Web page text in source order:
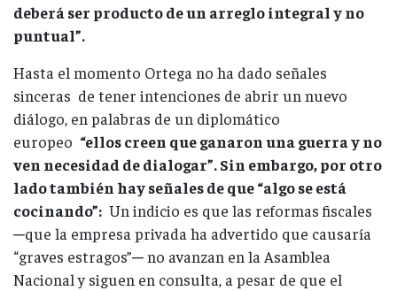
deberá ser producto de un arreglo integral y no
puntual”.
Hasta el momento Ortega no ha dado señales
sinceras de tener intenciones de abrir un nuevo
diálogo, en palabras de un diplomático
europeo “ellos creen que ganaron una guerra y no
ven necesidad de dialogar”. Sin embargo, por otro
lado también hay señales de que “algo se está
cocinando”: Un indicio es que las reformas fiscales
─que la empresa privada ha advertido que causaría
“graves estragos”─ no avanzan en la Asamblea
Nacional y siguen en consulta, a pesar de que el